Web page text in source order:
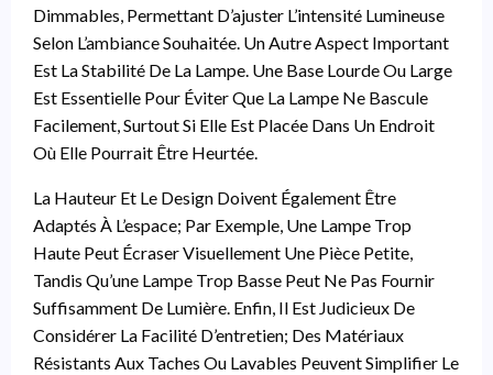
Dimmables, Permettant D’ajuster L’intensité Lumineuse
Selon L’ambiance Souhaitée. Un Autre Aspect Important
Est La Stabilité De La Lampe. Une Base Lourde Ou Large
Est Essentielle Pour Éviter Que La Lampe Ne Bascule
Facilement, Surtout Si Elle Est Placée Dans Un Endroit
Où Elle Pourrait Être Heurtée.
La Hauteur Et Le Design Doivent Également Être
Adaptés À L’espace; Par Exemple, Une Lampe Trop
Haute Peut Écraser Visuellement Une Pièce Petite,
Tandis Qu’une Lampe Trop Basse Peut Ne Pas Fournir
Suffisamment De Lumière. Enfin, Il Est Judicieux De
Considérer La Facilité D’entretien; Des Matériaux
Résistants Aux Taches Ou Lavables Peuvent Simplifier Le